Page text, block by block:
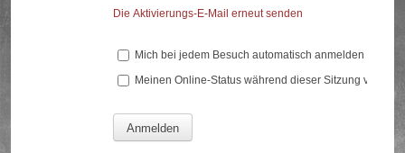
Die Aktivierungs-E-Mail erneut senden
Mich bei jedem Besuch automatisch anmelden
Meinen Online-Status während dieser Sitzung